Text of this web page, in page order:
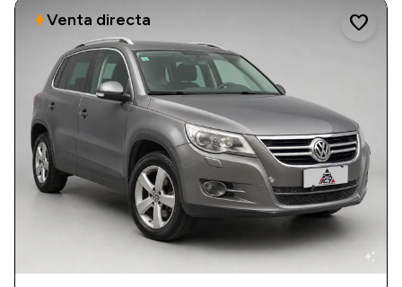
auto_awesome
favorite
boltVenta directa